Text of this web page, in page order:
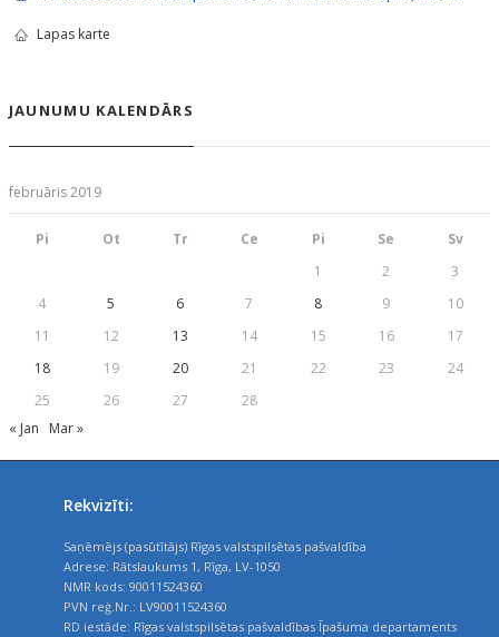
Lapas karte
JAUNUMU KALENDĀRS
februāris 2019
Pi Ot Tr Ce Pi Se
Sv
1
2
3
4
5 6 7 8 9
10
11
12 13 14 15 16
17
18
19 20 21 22 23
24
25
26 27
28
« Jan
Mar »
Rekvizīti:
Saņēmējs (pasūtītājs) Rīgas valstspilsētas pašvaldība
Adrese: Rātslaukums 1, Rīga, LV-1050
NMR kods: 90011524360
PVN reģ.Nr.: LV90011524360
RD iestāde: Rīgas valstspilsētas pašvaldības Īpašuma departaments